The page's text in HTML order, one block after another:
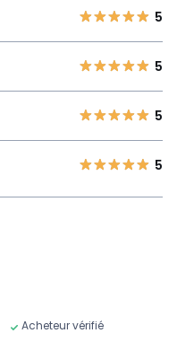
5
5
5
5
Acheteur vérifié